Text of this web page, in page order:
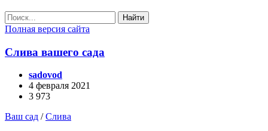
Найти
Полная версия сайта
Слива вашего сада
sadovod
4 февраля 2021
3 973
Ваш сад /Слива